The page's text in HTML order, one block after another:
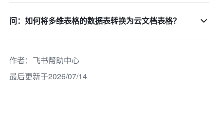
问：如何将多维表格的数据表转换为云文档表格？
作者： 飞书帮助中心
最后更新于2026/07/14